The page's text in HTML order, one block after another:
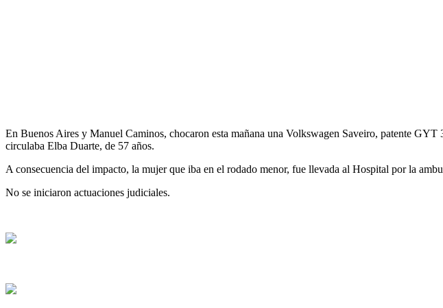
En Buenos Aires y Manuel Caminos, chocaron esta mañana una Volkswagen Saveiro, patente
circulaba Elba Duarte, de 57 años.
A consecuencia del impacto, la mujer que iba en el rodado menor, fue llevada al Hospital por la
No se iniciaron actuaciones judiciales.